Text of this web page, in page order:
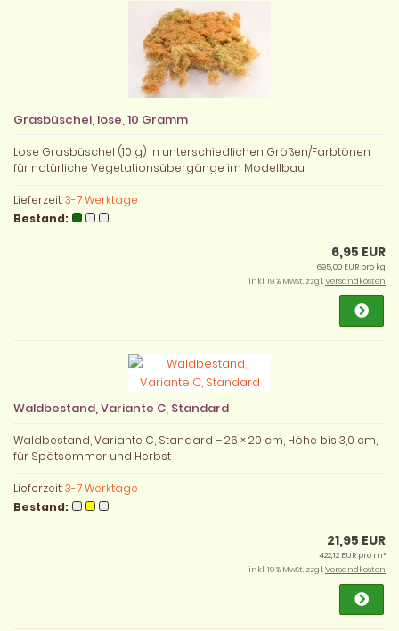
Grasbüschel, lose, 10 Gramm
Lose Grasbüschel (10 g) in unterschiedlichen Größen/Farbtönen
für natürliche Vegetationsübergänge im Modellbau.
Lieferzeit:3-7 Werktage
Bestand:
6,95 EUR
695,00 EUR pro kg
inkl. 19 % MwSt. zzgl.Versandkosten
Waldbestand, Variante C, Standard
Waldbestand, Variante C, Standard – 26 × 20 cm, Höhe bis 3,0 cm,
für Spätsommer und Herbst
Lieferzeit:3-7 Werktage
Bestand:
21,95 EUR
422,12 EUR pro m²
inkl. 19 % MwSt. zzgl.Versandkosten